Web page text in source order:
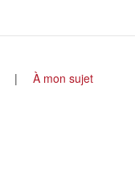
À mon sujet